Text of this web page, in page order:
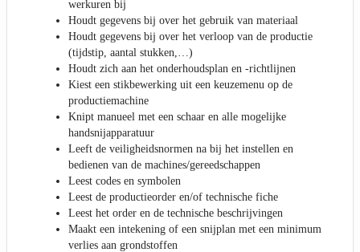
werkuren bij
Houdt gegevens bij over het gebruik van materiaal
Houdt gegevens bij over het verloop van de productie
(tijdstip, aantal stukken,…)
Houdt zich aan het onderhoudsplan en -richtlijnen
Kiest een stikbewerking uit een keuzemenu op de
productiemachine
Knipt manueel met een schaar en alle mogelijke
handsnijapparatuur
Leeft de veiligheidsnormen na bij het instellen en
bedienen van de machines/gereedschappen
Leest codes en symbolen
Leest de productieorder en/of technische fiche
Leest het order en de technische beschrijvingen
Maakt een intekening of een snijplan met een minimum
verlies aan grondstoffen